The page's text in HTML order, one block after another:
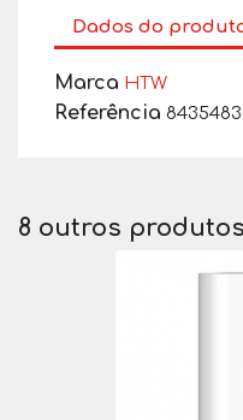
Dados do
Marca HTW
Referência
8 outros